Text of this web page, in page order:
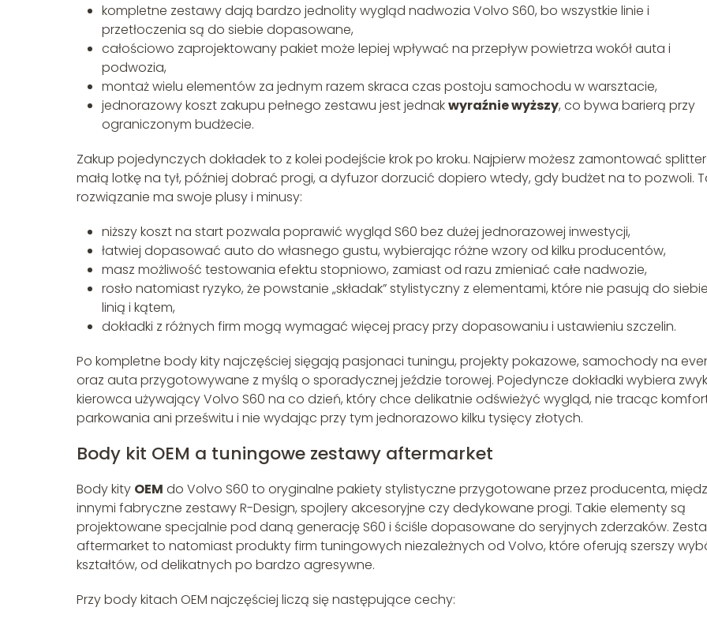
kompletne zestawy dają bardzo jednolity wygląd nadwozia Volvo S60, bo wszystkie linie i
przetłoczenia są do siebie dopasowane,
całościowo zaprojektowany pakiet może lepiej wpływać na przepływ powietrza wokół auta i
podwozia,
montaż wielu elementów za jednym razem skraca czas postoju samochodu w warsztacie,
jednorazowy koszt zakupu pełnego zestawu jest jednakwyraźnie wyższy, co bywa barierą przy
ograniczonym budżecie.
Zakup pojedynczych dokładek to z kolei podejście krok po kroku. Najpierw możesz zamontować
małą lotkę na tył, później dobrać progi, a dyfuzor dorzucić dopiero wtedy, gdy budżet na to pozwoli.
rozwiązanie ma swoje plusy i minusy:
niższy koszt na start pozwala poprawić wygląd S60 bez dużej jednorazowej inwestycji,
łatwiej dopasować auto do własnego gustu, wybierając różne wzory od kilku producentów,
masz możliwość testowania efektu stopniowo, zamiast od razu zmieniać całe nadwozie,
rosło natomiast ryzyko, że powstanie „składak” stylistyczny z elementami, które nie pasują do siebie
linią i kątem,
dokładki z różnych firm mogą wymagać więcej pracy przy dopasowaniu i ustawieniu szczelin.
Po kompletne body kity najczęściej sięgają pasjonaci tuningu, projekty pokazowe, samochody na
oraz auta przygotowywane z myślą o sporadycznej jeździe torowej. Pojedyncze dokładki wybiera
kierowca używający Volvo S60 na co dzień, który chce delikatnie odświeżyć wygląd, nie tracąc
parkowania ani prześwitu i nie wydając przy tym jednorazowo kilku tysięcy złotych.
Body kit OEM a tuningowe zestawy aftermarket
Body kity OEM do Volvo S60 to oryginalne pakiety stylistyczne przygotowane przez producenta,
innymi fabryczne zestawy R-Design, spojlery akcesoryjne czy dedykowane progi. Takie elementy są
projektowane specjalnie pod daną generację S60 i ściśle dopasowane do seryjnych zderzaków.
aftermarket to natomiast produkty firm tuningowych niezależnych od Volvo, które oferują szerszy
kształtów, od delikatnych po bardzo agresywne.
Przy body kitach OEM najczęściej liczą się następujące cechy: